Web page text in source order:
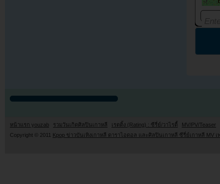
หน้าแรก youzab รวมวันเกิดศิลปินเกาหลี เรตติ้ง (Rating) : ซีรี่ย์/วาไรตี้
MV/PV/Teaser
Copyright © 2011
Kpop ข่าวบันเทิงเกาหลี ดาราไอดอล และศิลปินเกาหลี ซีรี่ย์เกาหลี MV